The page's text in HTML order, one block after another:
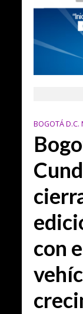
BOGOTÁ D.C.
con